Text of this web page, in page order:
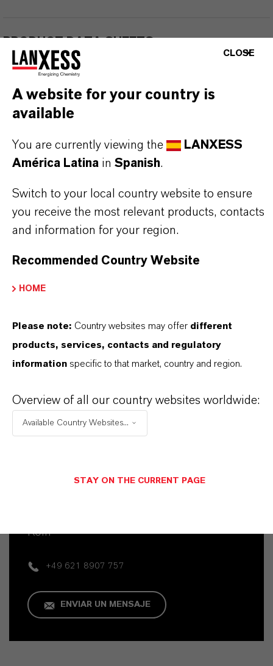
Aquí puedes descargar las fichas técnicas de los
productos. Al seleccionar una opción de los menús
desplegables, aparecerán los enlaces de descarga.
TDS Empty
Contacto comercial
Köln
ENVIAR UN MENSAJE
Contacto técnico
Köln
+49 621 8907 757
ENVIAR UN MENSAJE
CLOSE
A website for your country is
available
You are currently viewing the
LANXESS
América Latina in Spanish.
Switch to your local country website to ensure
you receive the most relevant products, contacts
and information for your region.
Recommended Country Website
HOME
Please note: Country websites may offer different
products, services, contacts and regulatory
information specific to that market, country and region.
Overview of all our country websites worldwide:
Available Country Websites...
STAY ON THE CURRENT PAGE